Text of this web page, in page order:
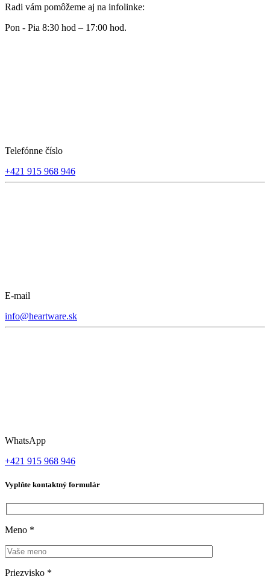
Radi vám pomôžeme aj na infolinke:
Pon - Pia 8:30 hod – 17:00 hod.
Telefónne číslo
+421 915 968 946
E-mail
info@heartware.sk
WhatsApp
+421 915 968 946
Vyplňte kontaktný formulár
Meno *
Priezvisko *